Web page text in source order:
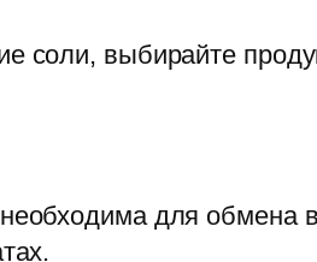
соли, выбирайте
для обмена